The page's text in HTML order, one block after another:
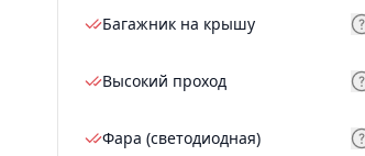
Багажник на крышу
Высокий проход
Фара (светодиодная)